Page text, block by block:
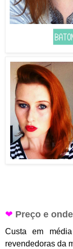
❤ Preço e
Custa em
revendedoras da